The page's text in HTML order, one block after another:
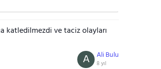
katledilmezdi ve taciz olayları
Ali Bulu
8 yıl
A